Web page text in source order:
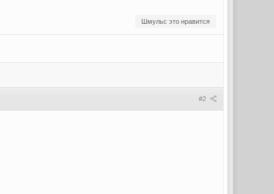
Шмульс это нравится
#2